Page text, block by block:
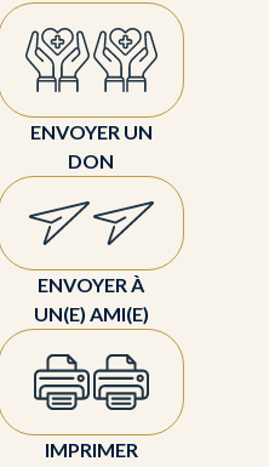
ENVOYER UN
DON
ENVOYER À
UN(E) AMI(E)
IMPRIMER